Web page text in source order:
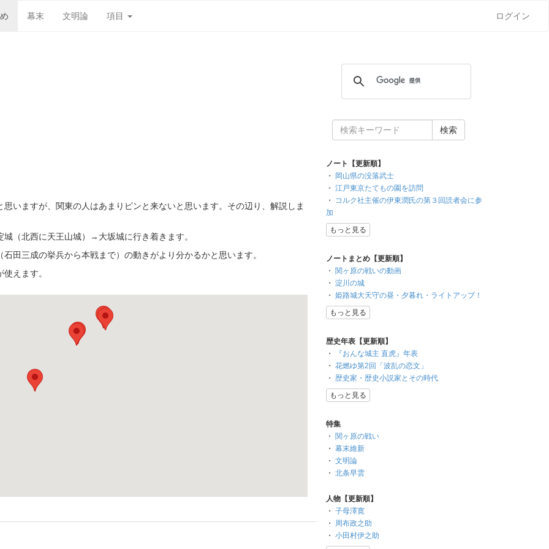
幕末 文明論 項目 ログイン
いますが、関東の人はあまりピンと来ないと思います。その辺り、解説しま
（北西に天王山城）→大坂城に行き着きます。
田三成の挙兵から本戦まで）の動きがより分かるかと思います。
えます。
ノート【更新順】
・
岡山県の没落武士
・ 江戸東京たてもの園を訪問
・
コルク社主催の伊東潤氏の第３回読者会に参
加
もっと見る
ノートまとめ【更新順】
・
関ヶ原の戦いの動画
・ 淀川の城
・ 姫路城大天守の昼・夕暮れ・ライトアップ！
もっと見る
歴史年表【更新順】
・
『おんな城主 直虎』年表
・ 花燃ゆ第2回「波乱の恋文」
・ 歴史家・歴史小説家とその時代
もっと見る
特集
・
関ヶ原の戦い
・ 幕末維新
・ 文明論
・ 北条早雲
人物【更新順】
・ 子母澤寛
・
周布政之助
・ 小田村伊之助